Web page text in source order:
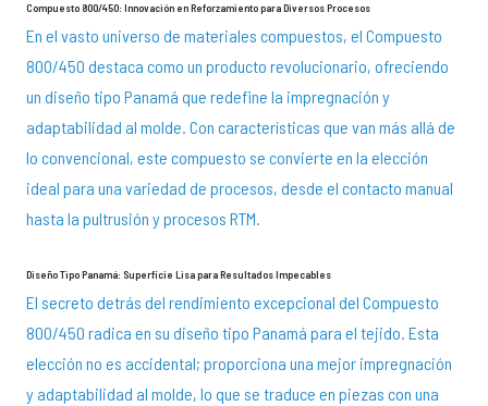
Compuesto 800/450: Innovación en Reforzamiento para Diversos Procesos
En el vasto universo de materiales compuestos, el Compuesto
800/450 destaca como un producto revolucionario, ofreciendo
un diseño tipo Panamá que redefine la impregnación y
adaptabilidad al molde. Con características que van más allá de
lo convencional, este compuesto se convierte en la elección
ideal para una variedad de procesos, desde el contacto manual
hasta la pultrusión y procesos RTM.
Diseño Tipo Panamá: Superficie Lisa para Resultados Impecables
El secreto detrás del rendimiento excepcional del Compuesto
800/450 radica en su diseño tipo Panamá para el tejido. Esta
elección no es accidental; proporciona una mejor impregnación
y adaptabilidad al molde, lo que se traduce en piezas con una